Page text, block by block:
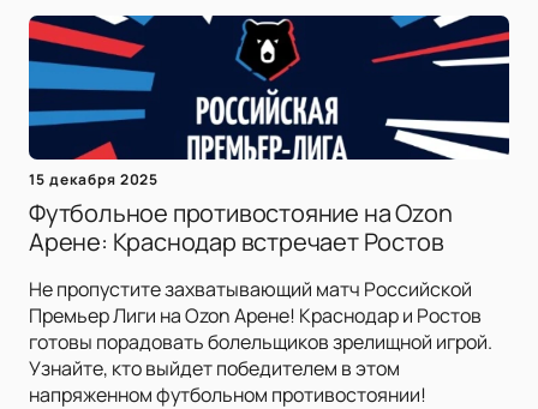
15 декабря 2025
Футбольное противостояние на Ozon
Арене: Краснодар встречает Ростов
Не пропустите захватывающий матч Российской
Премьер Лиги на Ozon Арене! Краснодар и Ростов
готовы порадовать болельщиков зрелищной игрой.
Узнайте, кто выйдет победителем в этом
напряженном футбольном противостоянии!